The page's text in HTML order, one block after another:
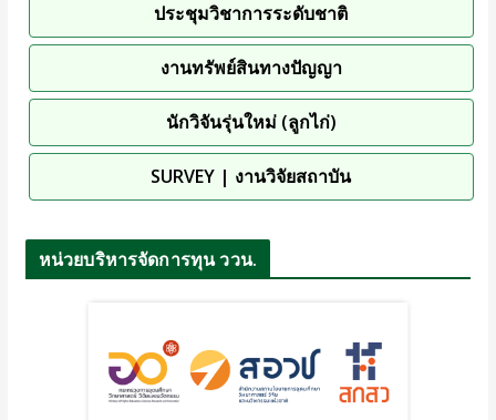
ประชุมวิชาการระดับชาติ
งานทรัพย์สินทางปัญญา
นักวิจันรุ่นใหม่ (ลูกไก่)
SURVEY | งานวิจัยสถาบัน
หน่วยบริหารจัดการทุน ววน.